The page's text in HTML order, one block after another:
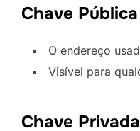
Chave
O endereço
Visível para
Chave